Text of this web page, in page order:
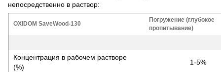
непосредственно в раствор:
OXIDOM SaveWood-130
Погружение (глубокое
пропитывание)
Концентрация в рабочем растворе
(%)
1-5%